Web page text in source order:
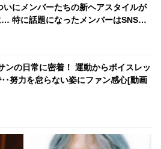
いにメンバーたちの新ヘアスタイルが
… 特に話題になったメンバーはSNSの
ンの日常に密着！ 運動からボイスレッ
‥努力を怠らない姿にファン感心[動画